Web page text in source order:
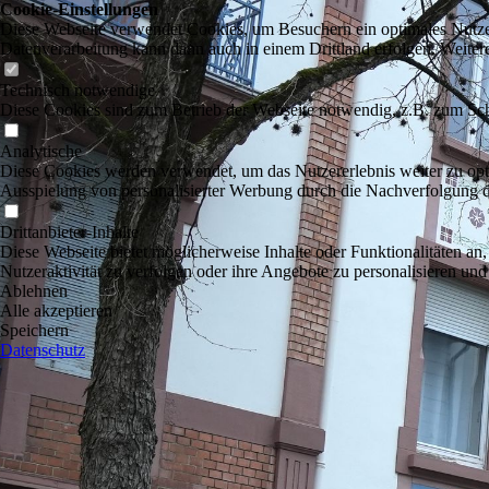
Cookie-Einstellungen
Diese Webseite verwendet Cookies, um Besuchern ein optimales
Datenverarbeitung kann dann auch in einem Drittland erfolgen.
Technisch notwendige
Diese Cookies sind zum Betrieb der Webseite notwendig, z.B. zum
Analytische
Diese Cookies werden verwendet, um das Nutzererlebnis weiter zu
Ausspielung von personalisierter Werbung durch die Nachverfolgung
Drittanbieter-Inhalte
Diese Webseite bietet möglicherweise Inhalte oder Funktionalitäten
Nutzeraktivität zu verfolgen oder ihre Angebote zu personalisieren
Ablehnen
Alle akzeptieren
Speichern
Datenschutz